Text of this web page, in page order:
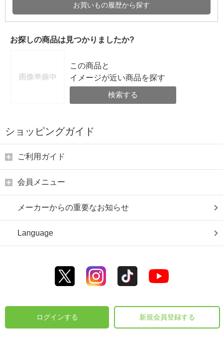
お買いもの履歴から探す
お探しの商品は見つかりましたか?
この商品と
イメージが近い商品を探す
検索する
ショッピングガイド
ご利用ガイド
会員メニュー
メーカーからの重要なお知らせ
Language
ログインする 新規会員登録する